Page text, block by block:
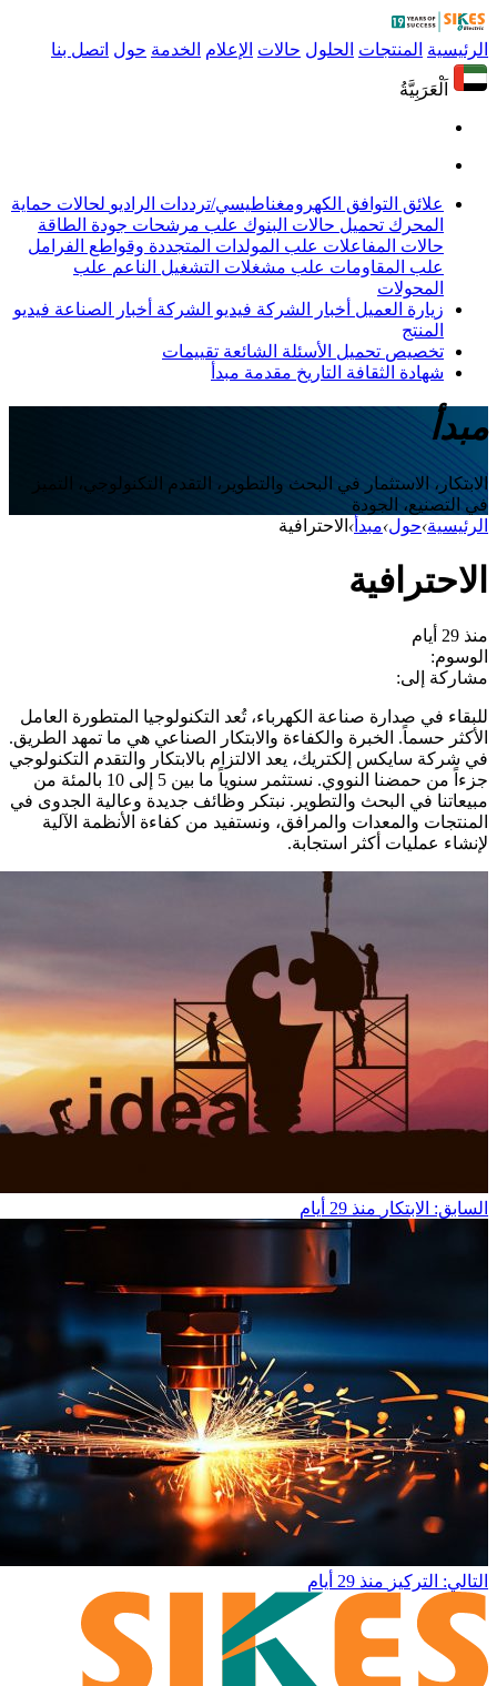
الرئيسية المنتجات الحلول حالات الإعلام الخدمة حول اتصل بنا
اَلْعَرَبِيَّةُ
علائق التوافق الكهرومغناطيسي/ترددات الراديو لحالات حماية
المحرك تحميل حالات البنوك علب مرشحات جودة الطاقة
حالات المفاعلات علب المولدات المتجددة وقواطع الفرامل
علب المقاومات علب مشغلات التشغيل الناعم علب
المحولات
زيارة العميل أخبار الشركة فيديو الشركة أخبار الصناعة فيديو
المنتج
تخصيص تحميل الأسئلة الشائعة تقييمات
شهادة الثقافة التاريخ مقدمة مبدأ
مبدأ
الابتكار، الاستثمار في البحث والتطوير، التقدم التكنولوجي، التميز
في التصنيع، الجودة
الرئيسية›حول›مبدأ › الاحترافية
الاحترافية
منذ 29 أيام
الوسوم:
مشاركة إلى:
للبقاء في صدارة صناعة الكهرباء، تُعد التكنولوجيا المتطورة العامل
الأكثر حسماً. الخبرة والكفاءة والابتكار الصناعي هي ما تمهد الطريق.
في شركة سايكس إلكتريك، يعد الالتزام بالابتكار والتقدم التكنولوجي
جزءاً من حمضنا النووي. نستثمر سنوياً ما بين 5 إلى 10 بالمئة من
مبيعاتنا في البحث والتطوير. نبتكر وظائف جديدة وعالية الجدوى في
المنتجات والمعدات والمرافق، ونستفيد من كفاءة الأنظمة الآلية
لإنشاء عمليات أكثر استجابة.
السابق: الابتكار منذ 29 أيام
التالي: التركيز منذ 29 أيام